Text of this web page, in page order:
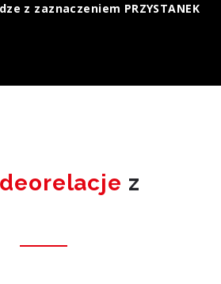
z zaznaczeniem PRZYSTANEK
z